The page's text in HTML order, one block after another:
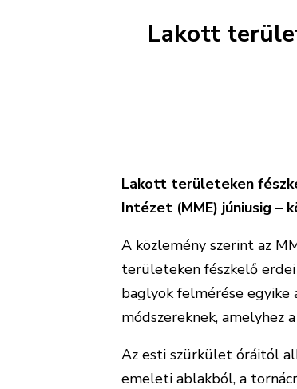
Lakott
Lakott területeken
Intézet (MME) júniusig –
A közlemény szerint az
területeken fészkelő
baglyok felmérése
módszereknek, amelyhez
Az esti szürkület óráitól
emeleti ablakból, a